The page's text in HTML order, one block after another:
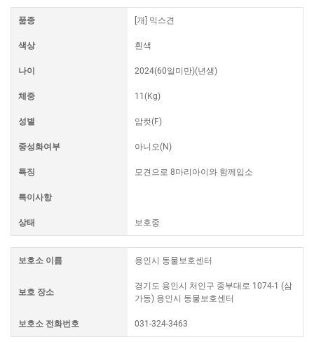
품종 [개] 믹스견
색상 흰색
나이 2024(60일미만)(년생)
체중 11(Kg)
성별 암컷(F)
중성화여부 아니오(N)
특징 모견으로 8마리아이와 함께입소
특이사항
상태 보호중
보호소 이름 용인시 동물보호센터
보호 장소
경기도 용인시 처인구 중부대로 1074-1 (삼
가동) 용인시 동물보호센터
보호소 전화번호 031-324-3463